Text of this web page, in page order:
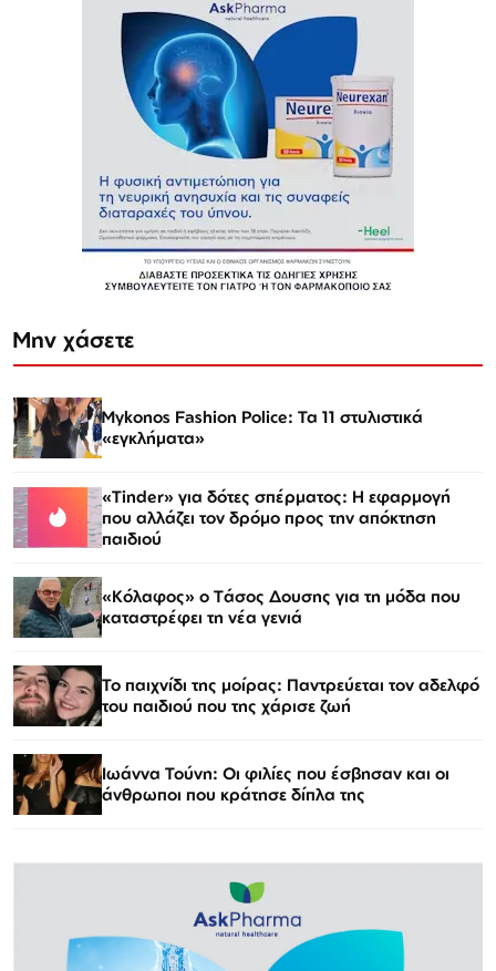
Μην χάσετε
Mykonos Fashion Police: Τα 11 στυλιστικά
«εγκλήματα»
«Tinder» για δότες σπέρματος: Η εφαρμογή
που αλλάζει τον δρόμο προς την απόκτηση
παιδιού
«Κόλαφος» o Tάσος Δουσης για τη μόδα που
καταστρέφει τη νέα γενιά
Το παιχνίδι της μοίρας: Παντρεύεται τον αδελφό
του παιδιού που της χάρισε ζωή
Ιωάννα Τούνη: Οι φιλίες που έσβησαν και οι
άνθρωποι που κράτησε δίπλα της